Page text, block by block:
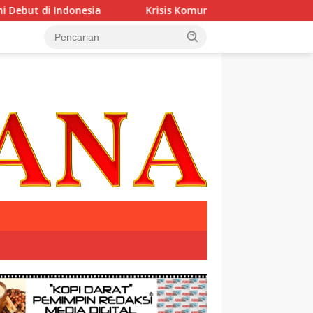
Krisis Komunikasi Pemerintah Kian Parah?